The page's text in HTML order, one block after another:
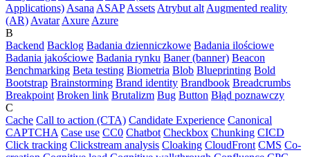
Applications) Asana ASAP Assets Atrybut alt Augmented reality
(AR) Avatar Axure Azure
B
Backend Backlog Badania dzienniczkowe Badania ilościowe
Badania jakościowe Badania rynku Baner (banner) Beacon
Benchmarking Beta testing Biometria Blob Blueprinting Bold
Bootstrap Brainstorming Brand identity Brandbook Breadcrumbs
Breakpoint Broken link Brutalizm Bug Button Błąd poznawczy
C
Cache Call to action (CTA) Candidate Experience Canonical
CAPTCHA Case use CC0 Chatbot Checkbox Chunking CICD
Click tracking Clickstream analysis Cloaking CloudFront CMS Co-